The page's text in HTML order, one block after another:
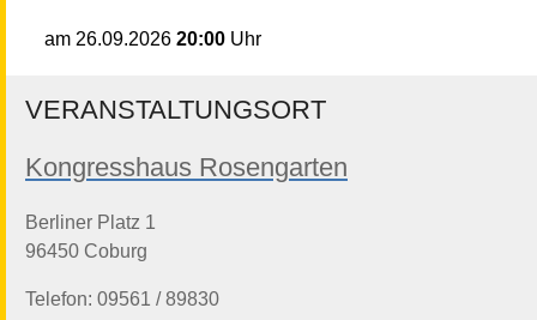
am 26.09.202620:00 Uhr
VERANSTALTUNGSORT
Kongresshaus Rosengarten
Berliner Platz 1
96450 Coburg
Telefon: 09561 / 89830